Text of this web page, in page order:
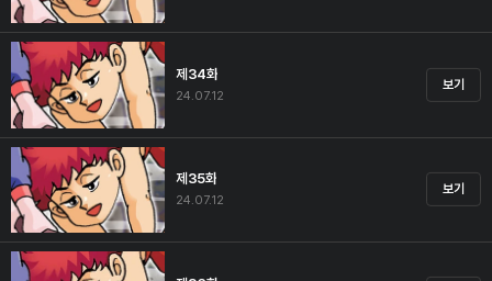
제34화
24.07.12
보기
제35화
24.07.12
보기